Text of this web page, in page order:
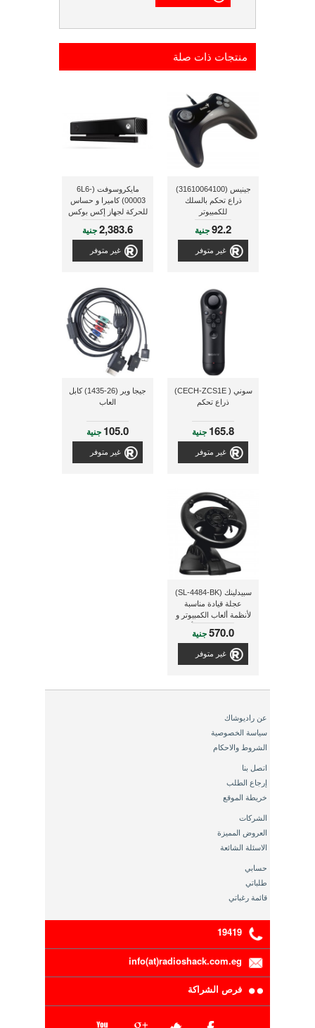
منتجات ذات صلة
جينيس (31610064100)
ذراع تحكم بالسلك
للكمبيوتر
92.2جنية
غير متوفر
مايكروسوفت (6L6-
00003) كاميرا و حساس
للحركة لجهاز إكس بوكس
وان
2,383.6جنية
غير متوفر
سوني ( CECH-ZCS1E)
ذراع تحكم
165.8 جنية
غير متوفر
جيجا وير (26-1435) كابل
العاب
105.0 جنية
غير متوفر
سبيدلينك (SL-4484-BK)
عجلة قيادة مناسبة
لأنظمة ألعاب الكمبيوتر و
البلاى إستيشن 3 - أسود/
برتقالى
570.0جنية
غير متوفر
عن راديوشاك
سياسة الخصوصية
الشروط والاحكام
اتصل بنا
إرجاع الطلب
خريطة الموقع
الشركات
العروض المميزة
الاسئلة الشائعة
حسابي
طلباتي
قائمة رغباتي
19419
info(at)radioshack.com.eg
فرص الشراكة